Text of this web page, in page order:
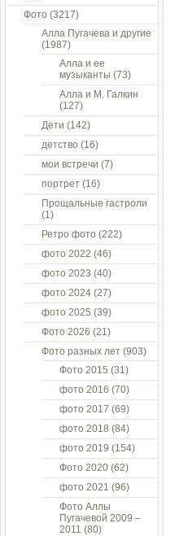
Фото (3217)
Алла Пугачева и другие
(1987)
Алла и ее
музыканты (73)
Алла и М. Галкин
(127)
Дети (142)
детство (16)
мои встречи (7)
портрет (16)
Прощальные гастроли
(1)
Ретро фото (222)
фото 2022 (46)
фото 2023 (40)
фото 2024 (27)
фото 2025 (39)
Фото 2026 (21)
Фото разных лет (903)
Фото 2015 (31)
фото 2016 (70)
фото 2017 (69)
фото 2018 (84)
фото 2019 (154)
Фото 2020 (62)
фото 2021 (96)
Фото Аллы
Пугачевой 2009 –
2011 (80)